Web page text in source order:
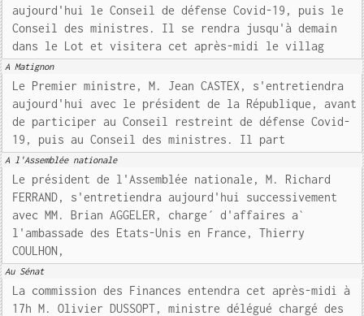
aujourd'hui le Conseil de défense Covid-19, puis le
Conseil des ministres. Il se rendra jusqu'à demain
dans le Lot et visitera cet après-midi le villag
A Matignon
Le Premier ministre, M. Jean CASTEX, s'entretiendra
aujourd'hui avec le président de la République, avant
de participer au Conseil restreint de défense Covid-
19, puis au Conseil des ministres. Il part
A l'Assemblée nationale
Le président de l'Assemblée nationale, M. Richard
FERRAND, s'entretiendra aujourd'hui successivement
avec MM. Brian AGGELER, charge´ d'affaires a`
l'ambassade des Etats-Unis en France, Thierry
COULHON,
Au Sénat
La commission des Finances entendra cet après-midi à
17h M. Olivier DUSSOPT, ministre délégué chargé des